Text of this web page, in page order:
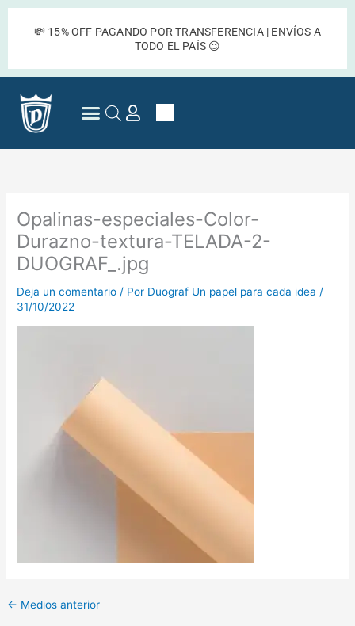
💸 15% OFF PAGANDO POR TRANSFERENCIA | ENVÍOS A
TODO EL PAÍS 😉
Cart
Opalinas-especiales-Color-
Durazno-textura-TELADA-2-
DUOGRAF_.jpg
Deja un comentario / Por Duograf Un papel para cada idea /
31/10/2022
← Medios anterior